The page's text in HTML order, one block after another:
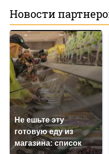
Новости
Не ешьте эту
готовую еду из
магазина: список